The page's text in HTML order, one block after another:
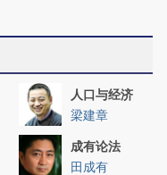
人口与经济
梁建章
成有论法
田成有